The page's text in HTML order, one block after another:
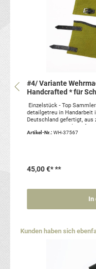
#4/ Variante
Handcrafted * für
Einzelstück - Top
detailgetreu in Handarbeit
Deutschland gefertigt,
Paar!
Artikel-Nr.: WH-37567
45,00 €***
In
Produktgalerie
Kunden haben sich